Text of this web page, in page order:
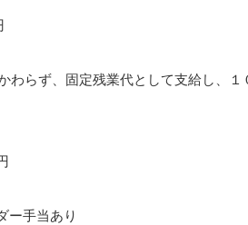
わらず、固定残業代として支給し、１
ー手当あり